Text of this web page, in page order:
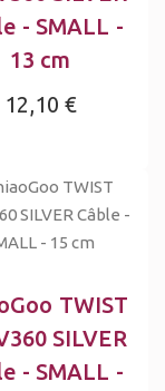
- SMALL -
13 cm
12,10 €
TWIST
SILVER
- SMALL -